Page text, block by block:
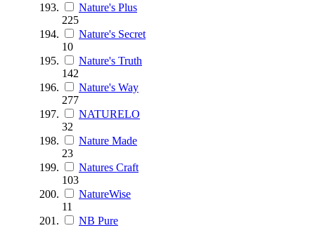
Nature's Plus
225
Nature's Secret
10
Nature's Truth
142
Nature's Way
277
NATURELO
32
Nature Made
23
Natures Craft
103
NatureWise
11
NB Pure